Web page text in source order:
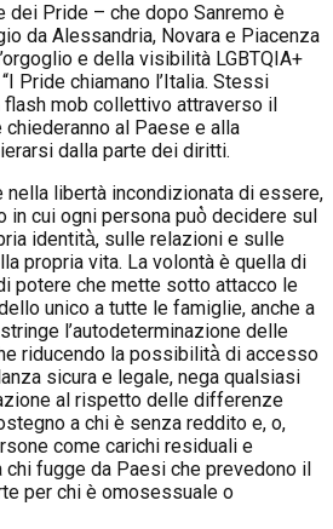
dei Pride – che dopo Sanremo è
da Alessandria, Novara e Piacenza
e della visibilità LGBTQIA+
Pride chiamano l’Italia. Stessi
mob collettivo attraverso il
al Paese e alla
dalla parte dei diritti.
nella libertà incondizionata di essere,
in cui ogni persona può̀ decidere sul
identità̀, sulle relazioni e sulle
propria vita. La volontà è quella di
potere che mette sotto attacco le
unico a tutte le famiglie, anche a
l’autodeterminazione delle
riducendo la possibilità̀ di accesso
sicura e legale, nega qualsiasi
al rispetto delle differenze
a chi è senza reddito e, o,
come carichi residuali e
chi fugge da Paesi che prevedono il
per chi è omosessuale o